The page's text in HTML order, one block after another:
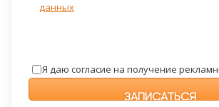
данных
Я даю согласие на получение